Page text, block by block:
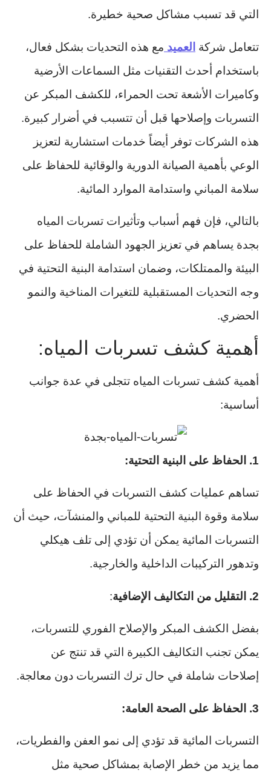
التي قد تسبب مشاكل صحية خطيرة.
تتعامل شركة العميد مع هذه التحديات بشكل فعال،
باستخدام أحدث التقنيات مثل السماعات الأرضية
وكاميرات الأشعة تحت الحمراء، للكشف المبكر عن
التسربات وإصلاحها قبل أن تتسبب في أضرار كبيرة.
هذه الشركات توفر أيضاً خدمات استشارية لتعزيز
الوعي بأهمية الصيانة الدورية والوقائية للحفاظ على
سلامة المباني واستدامة الموارد المائية.
بالتالي، فإن فهم أسباب وتأثيرات تسربات المياه
بجدة يساهم في تعزيز الجهود الشاملة للحفاظ على
البيئة والممتلكات، وضمان استدامة البنية التحتية في
وجه التحديات المستقبلية للتغيرات المناخية والنمو
الحضري.
أهمية كشف تسربات المياه:
أهمية كشف تسربات المياه تتجلى في عدة جوانب
أساسية:
1. الحفاظ على البنية التحتية:
تساهم عمليات كشف التسربات في الحفاظ على
سلامة وقوة البنية التحتية للمباني والمنشآت، حيث أن
التسربات المائية يمكن أن تؤدي إلى تلف هيكلي
وتدهور التركيبات الداخلية والخارجية.
2. التقليل من التكاليف الإضافية :
بفضل الكشف المبكر والإصلاح الفوري للتسربات،
يمكن تجنب التكاليف الكبيرة التي قد تنتج عن
إصلاحات شاملة في حال ترك التسربات دون معالجة.
3. الحفاظ على الصحة العامة:
التسربات المائية قد تؤدي إلى نمو العفن والفطريات،
مما يزيد من خطر الإصابة بمشاكل صحية مثل